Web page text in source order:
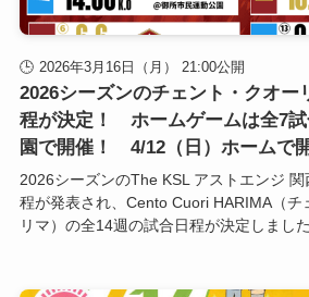
2026年3月16日（月） 21:00公開
2026シーズンのチェント・クオー
程が決定！ ホームゲームは全7
園で開催！ 4/12（日）ホームで
2026シーズンのThe KSL アストエンジ
程が発表され、Cento Cuori HARIMA（チ
リマ）の全14週の試合日程が決定しました